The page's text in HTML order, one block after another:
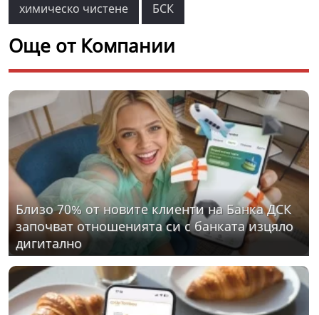
химическо чистене БСК
Още от Компании
Близо 70% от новите клиенти на Банка ДСК
започват отношенията си с банката изцяло
дигитално